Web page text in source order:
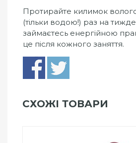
Протирайте килимок
(тільки водою!) раз на
займаєтесь енергійною
це після кожного заняття.
СХОЖІ ТОВАРИ